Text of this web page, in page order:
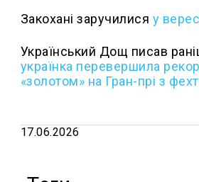
Закохані заручилися у
Український Дощ писав
українка перевершила
«золотом» на Гран-прі з
17.06.2026